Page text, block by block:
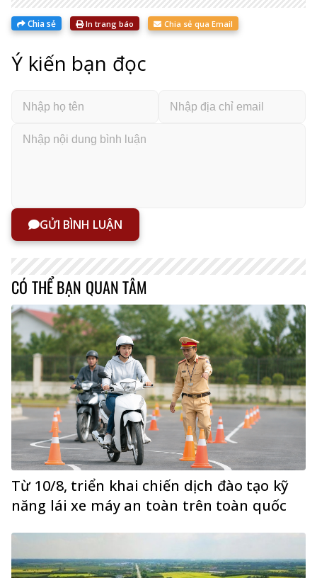
Chia sẻ In trang báo Chia sẻ qua Email
Ý kiến bạn đọc
GỬI BÌNH LUẬN
CÓ THỂ BẠN QUAN TÂM
Từ 10/8, triển khai chiến dịch đào tạo kỹ
năng lái xe máy an toàn trên toàn quốc